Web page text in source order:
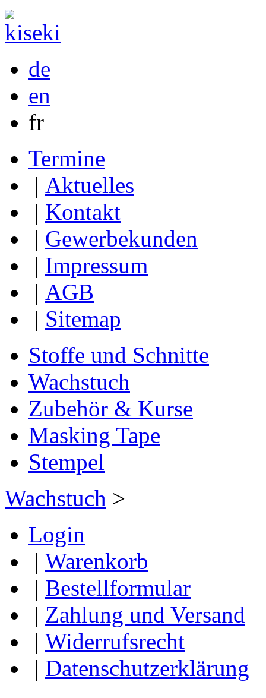
de
en
fr
Termine
| Aktuelles
| Kontakt
| Gewerbekunden
| Impressum
| AGB
| Sitemap
Stoffe und Schnitte
Wachstuch
Zubehör & Kurse
Masking Tape
Stempel
Wachstuch >
Login
| Warenkorb
| Bestellformular
| Zahlung und Versand
| Widerrufsrecht
| Datenschutzerklärung